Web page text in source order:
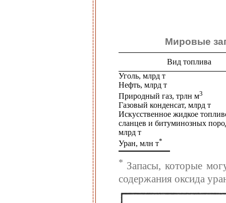
Мировые
Вид топлива
Уголь, млрд т
Нефть, млрд т
Природный газ, трлн м3
Газовый конденсат, млрд т
Искусственное жидкое
сланцев и битуминозных
млрд т
Уран, млн т*
* Запасы, которые
содержания оксида